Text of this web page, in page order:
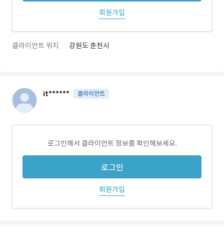
회원가입
클라이언트 위치 강원도 춘천시
it****** 클라이언트
로그인해서 클라이언트 정보를 확인해보세요.
로그인
회원가입